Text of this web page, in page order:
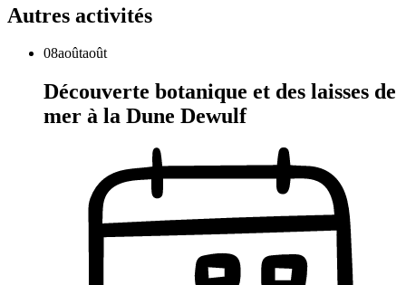
Autres activités
08aoûtaoût
Découverte botanique et des laisses de
mer à la Dune Dewulf